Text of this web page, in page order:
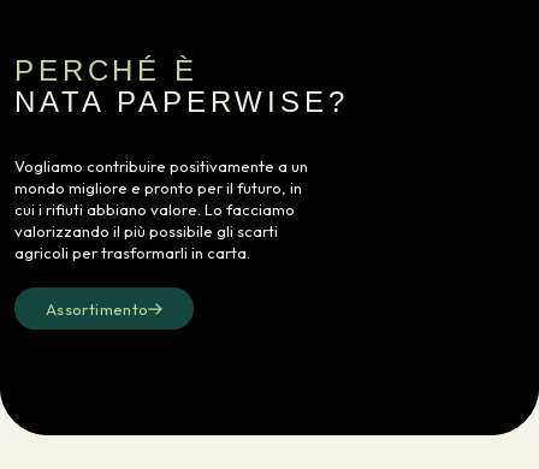
PERCHÉ È
NATA PAPERWISE?
Vogliamo contribuire positivamente a un
mondo migliore e pronto per il futuro, in
cui i rifiuti abbiano valore. Lo facciamo
valorizzando il più possibile gli scarti
agricoli per trasformarli in carta.
Assortimento